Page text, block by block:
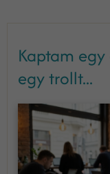
Kaptam
egy trollt...